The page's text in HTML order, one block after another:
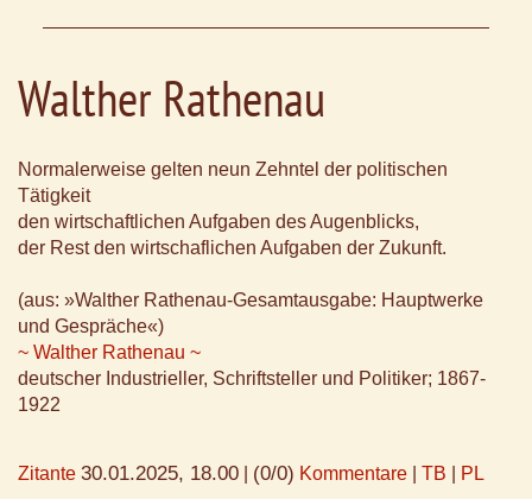
Walther Rathenau
Normalerweise gelten neun Zehntel der politischen
Tätigkeit
den wirtschaftlichen Aufgaben des Augenblicks,
der Rest den wirtschaflichen Aufgaben der Zukunft.
(aus: »Walther Rathenau-Gesamtausgabe: Hauptwerke
und Gespräche«)
~ Walther Rathenau ~
deutscher Industrieller, Schriftsteller und Politiker; 1867-
1922
Zitante 30.01.2025, 18.00 (0/0) Kommentare TB PL